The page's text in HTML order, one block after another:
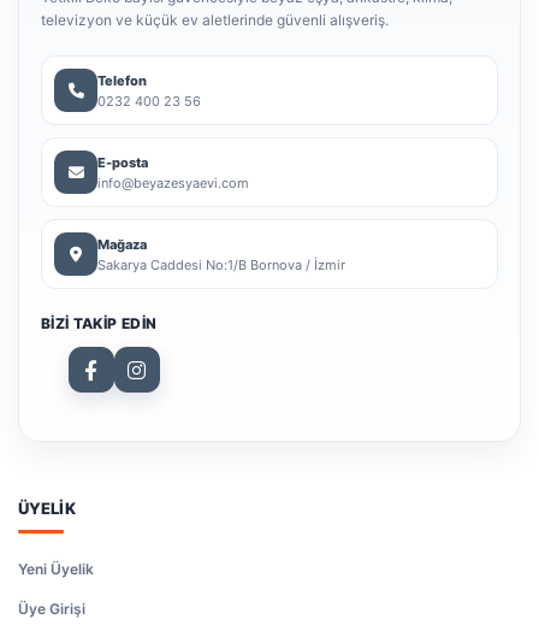
televizyon ve küçük ev aletlerinde güvenli alışveriş.
Telefon
0232 400 23 56
E-posta
info@beyazesyaevi.com
Mağaza
Sakarya Caddesi No:1/B Bornova / İzmir
BIZI TAKIP EDIN
ÜYELİK
Yeni Üyelik
Üye Girişi